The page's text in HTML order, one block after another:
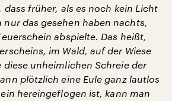
früher, als es noch kein Licht
nur das gesehen haben nachts,
abspielte. Das heißt,
im Wald, auf der Wiese
unheimlichen Schreie der
plötzlich eine Eule ganz lautlos
hereingeflogen ist, kann man